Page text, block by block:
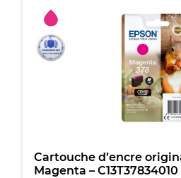
378
-
C13T37824010
Cartouche d’encre
Magenta – C13T37834010